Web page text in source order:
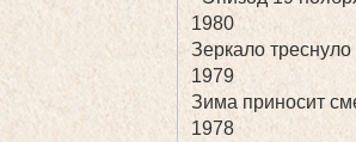
1980
Зеркало
1979
Зима приносит
1978